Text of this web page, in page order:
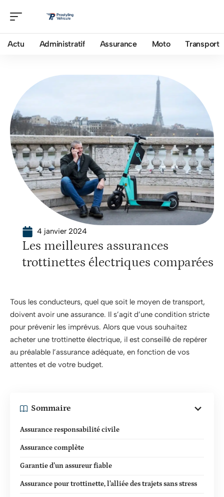
Actu Administratif Assurance Moto Transport
4 janvier 2024
Les meilleures assurances
trottinettes électriques comparées
Tous les conducteurs, quel que soit le moyen de transport,
doivent avoir une assurance. Il s’agit d’une condition stricte
pour prévenir les imprévus. Alors que vous souhaitez
acheter une trottinette électrique, il est conseillé de repérer
au préalable l’assurance adéquate, en fonction de vos
attentes et de votre budget.
Sommaire
Assurance responsabilité civile
Assurance complète
Garantie d’un assureur fiable
Assurance pour trottinette, l’alliée des trajets sans stress